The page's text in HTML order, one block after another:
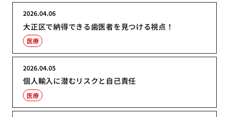
大正区で納得できる歯医者を見つける視点！
2026.04.06
医療
個人輸入に潜むリスクと自己責任
2026.04.05
医療